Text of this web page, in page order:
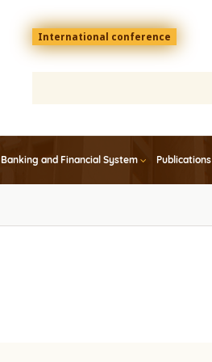
Menu
top
En
International conference
Banking and Financial System Publications